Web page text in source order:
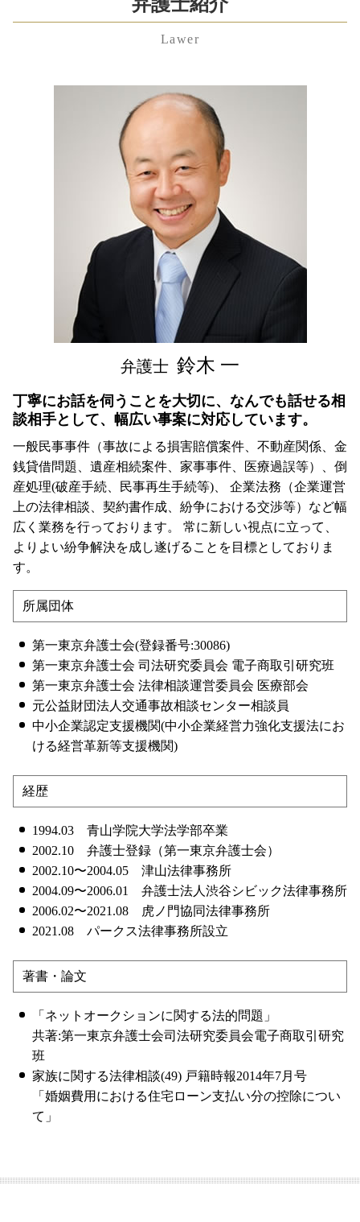
親権 争い
業務 提携
合併 買収 違い
パワハラ防止法 罰則
相続人 調査 方法
相続財産 調査 自分で
遺留分侵害額請求権
公正証書遺言 もめる
公正証書遺言 作り方
相続人 調査 費用
雇用契約書 残業代 記載なし
労働問題 弁護士
不当解雇 慰謝料 相場
雇用契約書 残業代
労働問題 弁護士 費用
埼玉県 残業代未払い 弁護士 相談
神奈川県 離婚 弁護士 相談
渋谷区 労働問題 弁護士 相談
神奈川県 養育費 弁護士 相談
東京都 遺産分割協議 弁護士 相談
港区 離婚 弁護士 相談
神奈川県 顧問弁護士 弁護士 相談
港区 遺産分割協議 弁護士 相談
千葉県 不貞行為 弁護士 相談
埼玉県 遺留分 弁護士 相談
埼玉県 労働問題 弁護士 相談
神奈川県 親権 弁護士 相談
中央区 遺産分割協議 弁護士 相談
渋谷区 慰謝料 弁護士 相談
埼玉県 遺産分割協議 弁護士 相談
弁護士紹介
Lawer
弁護士 鈴木 一
丁寧にお話を伺うことを大切に、なんでも話せる相
談相手として、幅広い事案に対応しています。
一般民事事件（事故による損害賠償案件、不動産関係、金
銭貸借問題、遺産相続案件、家事事件、医療過誤等）、倒
産処理(破産手続、民事再生手続等)、 企業法務（企業運営
上の法律相談、契約書作成、紛争における交渉等）など幅
広く業務を行っております。 常に新しい視点に立って、
よりよい紛争解決を成し遂げることを目標としておりま
す。
所属団体
第一東京弁護士会(登録番号:30086)
第一東京弁護士会 司法研究委員会 電子商取引研究班
第一東京弁護士会 法律相談運営委員会 医療部会
元公益財団法人交通事故相談センター相談員
中小企業認定支援機関(中小企業経営力強化支援法にお
ける経営革新等支援機関)
経歴
1994.03 青山学院大学法学部卒業
2002.10 弁護士登録（第一東京弁護士会）
2002.10〜2004.05 津山法律事務所
2004.09〜2006.01 弁護士法人渋谷シビック法律事務所
2006.02〜2021.08 虎ノ門協同法律事務所
2021.08 パークス法律事務所設立
著書・論文
「ネットオークションに関する法的問題」
共著:第一東京弁護士会司法研究委員会電子商取引研究
班
家族に関する法律相談(49) 戸籍時報2014年7月号
「婚姻費用における住宅ローン支払い分の控除につい
て」